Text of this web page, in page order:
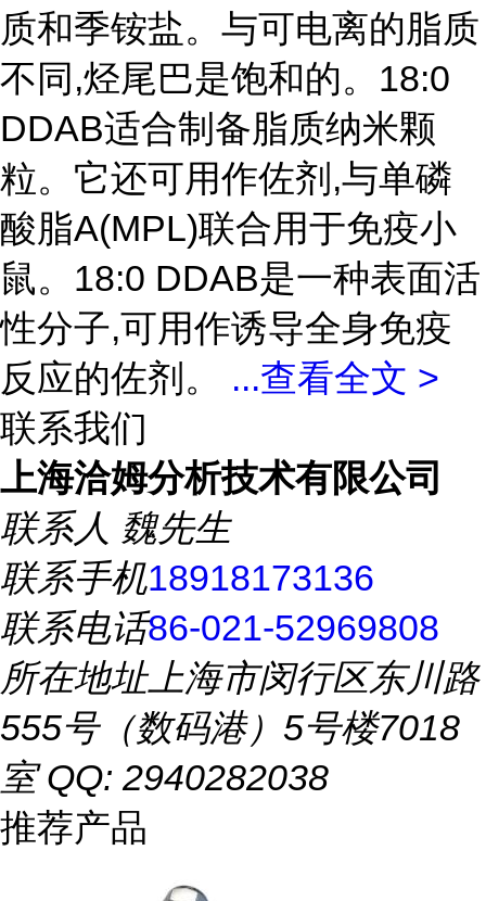
质和季铵盐。与可电离的脂质
不同,烃尾巴是饱和的。18:0
DDAB适合制备脂质纳米颗
粒。它还可用作佐剂,与单磷
酸脂A(MPL)联合用于免疫小
鼠。18:0 DDAB是一种表面活
性分子,可用作诱导全身免疫
反应的佐剂。 ...查看全文 >
联系我们
上海洽姆分析技术有限公司
联系人 魏先生
联系手机18918173136
联系电话86-021-52969808
所在地址上海市闵行区东川路
555号（数码港）5号楼7018
室 QQ: 2940282038
推荐产品